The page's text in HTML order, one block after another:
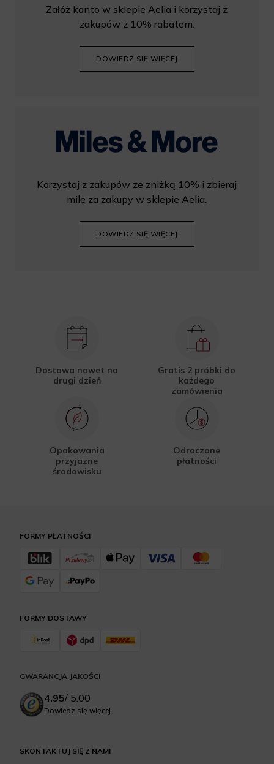
Załóż konto w sklepie Aelia i korzystaj z
zakupów z 10% rabatem.
DOWIEDZ SIĘ WIĘCEJ
Korzystaj z zakupów ze zniżką 10% i zbieraj
mile za zakupy w sklepie Aelia.
DOWIEDZ SIĘ WIĘCEJ
Dostawa nawet na
drugi dzień
Gratis 2 próbki do
każdego
zamówienia
Opakowania
przyjazne
środowisku
Odroczone
płatności
SKONTAKTUJ SIĘ Z NAMI
FORMY DOSTAWY
FORMY PŁATNOŚCI
GWARANCJA JAKOŚCI
4.95/ 5.00
Dowiedz się więcej